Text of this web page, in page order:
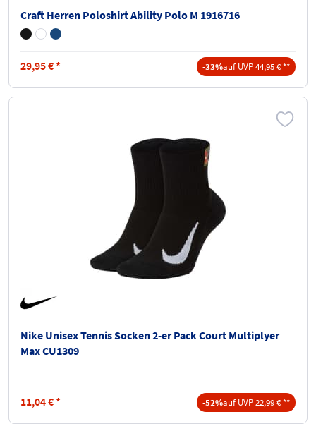
Craft Herren Poloshirt Ability Polo M 1916716
29,95€ * -33%auf UVP 44,95 € **
Nike Unisex Tennis Socken 2-er Pack Court Multiplyer
Max CU1309
11,04€ * -52%auf UVP 22,99 € **